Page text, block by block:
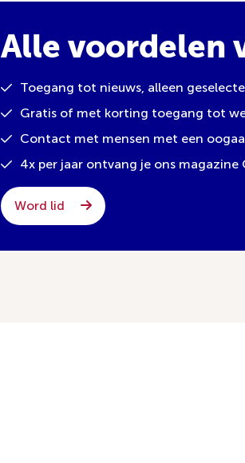
Alle voordelen
Toegang tot nieuws, alleen
Gratis of met korting toegang tot
Contact met mensen met een
4x per jaar ontvang je ons magazine
Word lid